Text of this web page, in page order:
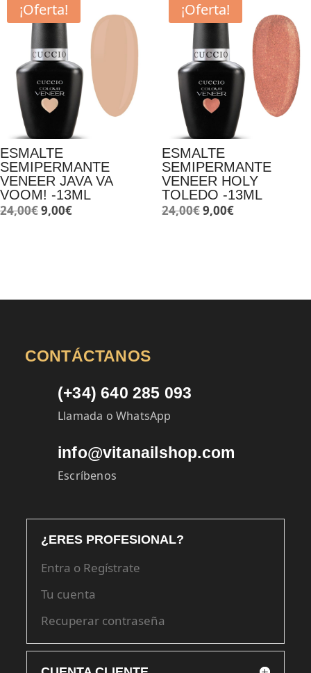
24,00€. 9,00€.
24,00€. 9,00€.
¡Oferta!
ESMALTE
SEMIPERMANTE
VENEER JAVA VA
VOOM! -13ML
24,00€El
9,00€El
¡Oferta!
ESMALTE
SEMIPERMANTE
VENEER HOLY
TOLEDO -13ML
24,00€El
9,00€El
CONTÁCTANOS
(+34) 640 285 093
Llamada o WhatsApp
info@vitanailshop.com
Escríbenos
¿ERES PROFESIONAL?
Entra o Regístrate
Tu cuenta
Recuperar contraseña